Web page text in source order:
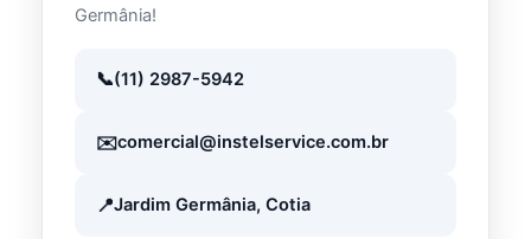
Germânia!
(11) 2987-5942
comercial@instelservice.com.br
Jardim Germânia, Cotia